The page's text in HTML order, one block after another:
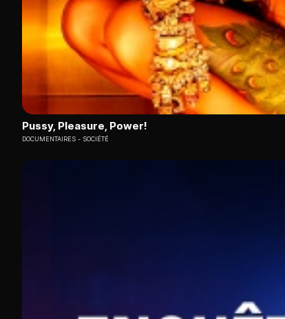
Pussy, Pleasure, Power!
DOCUMENTAIRES SOCIÉTÉ